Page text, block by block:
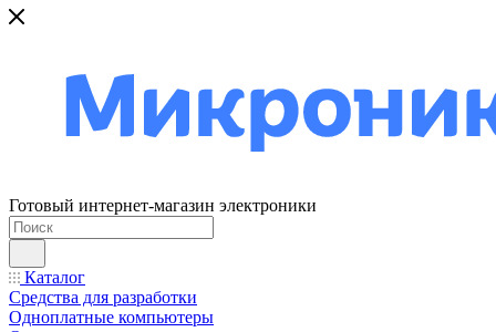
Готовый интернет-магазин электроники
Каталог
Средства для разработки
Одноплатные компьютеры